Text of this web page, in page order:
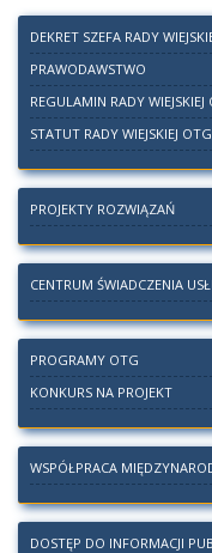
DEKRET SZEFA RADY
PRAWODAWSTWO
REGULAMIN RADY WIEJSKIEJ
STATUT RADY WIEJSKIEJ OTG
PROJEKTY ROZWIĄZAŃ
CENTRUM ŚWIADCZENIA
PROGRAMY OTG
KONKURS NA PROJEKT
WSPÓŁPRACA
DOSTĘP DO INFORMACJI